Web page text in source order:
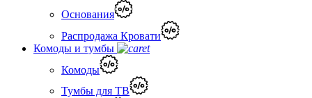
Основания
Распродажа Кровати
Комоды и тумбы
Комоды
Тумбы для ТВ